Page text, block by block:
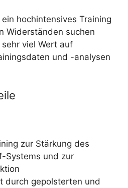
hochintensives Training
Widerständen suchen
viel Wert auf
und -analysen
zur Stärkung des
Systems und zur
durch gepolsterten und